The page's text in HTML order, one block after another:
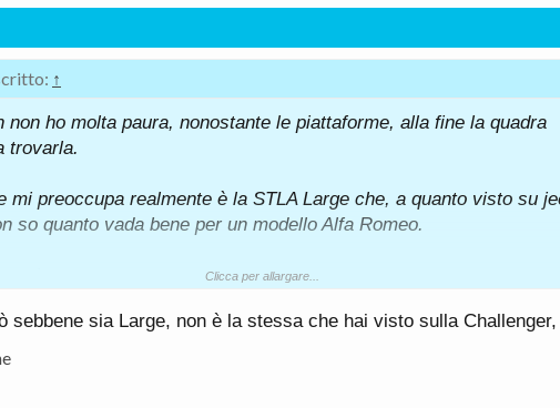
tipi di veicoli come berline, crossover e SUV nei segmenti D
a livello globale; è previsto il lancio di otto modelli di cinque
2024 e il 2026
e Jeep® guideranno i lanci, seguiti poi daAlfa Romeo ,
degli obiettivi del piano strategico Dare Forward 2030
↑
non ho molta paura, nonostante le piattaforme, alla fine la quadra
trovarla.
mi preoccupa realmente è la STLA Large che, a quanto visto su
so quanto vada bene per un modello Alfa Romeo.
Clicca per allargare...
sebbene sia Large, non è la stessa che hai visto sulla